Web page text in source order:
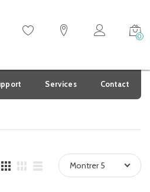
0
Services Contact
Montrer 5